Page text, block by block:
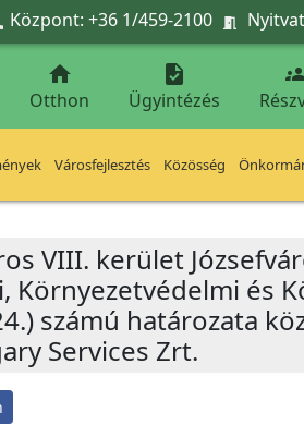
Központ: +36 1/459-2100 

Otthon

Ügyintézés
Városfejlesztés Közösség
VIII. kerület
Környezetvédelmi és
számú határozata
Services Zrt.